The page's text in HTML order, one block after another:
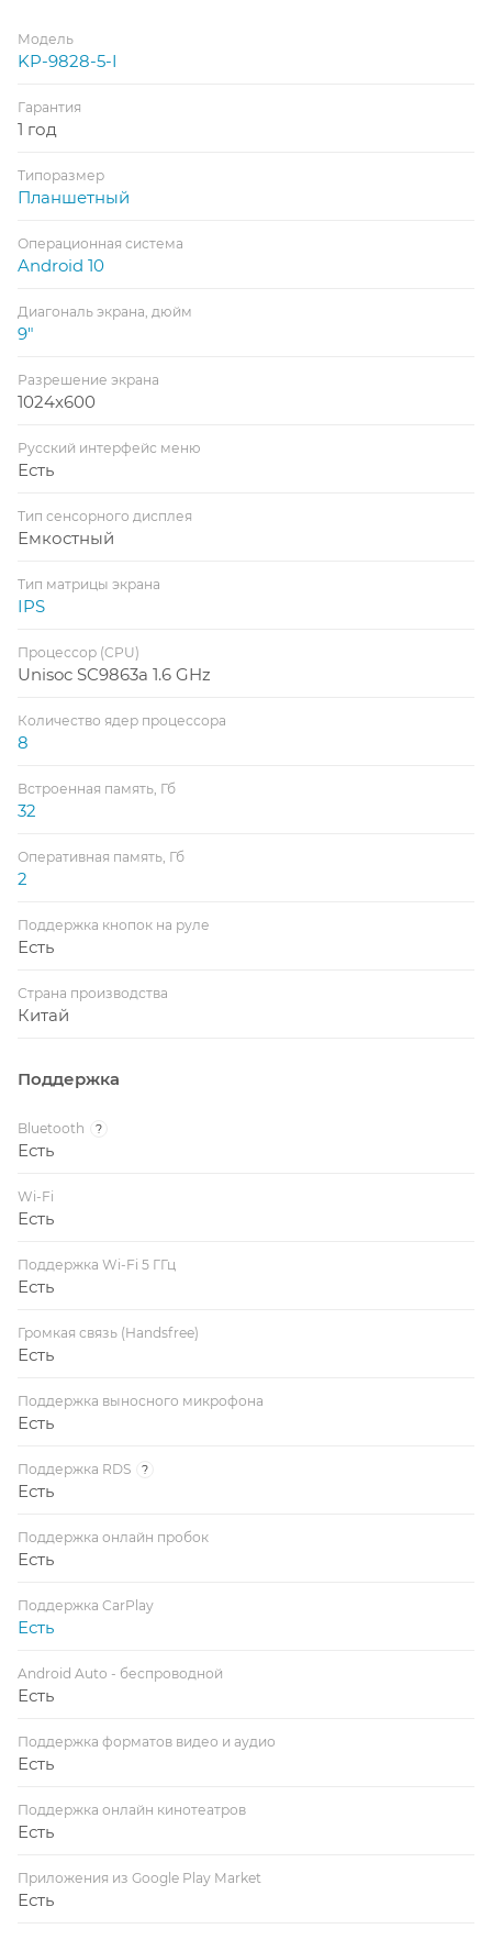
Модель
KP-9828-5-I
Гарантия
1 год
Типоразмер
Планшетный
Операционная система
Android 10
Диагональ экрана, дюйм
9"
Разрешение экрана
1024x600
Русский интерфейс меню
Есть
Тип сенсорного дисплея
Емкостный
Тип матрицы экрана
IPS
Процессор (CPU)
Unisoc SC9863a 1.6 GHz
Количество ядер процессора
8
Встроенная память, Гб
32
Оперативная память, Гб
2
Поддержка кнопок на руле
Есть
Страна производства
Китай
Поддержка
Bluetooth ?
Есть
Wi-Fi
Есть
Поддержка Wi-Fi 5 ГГц
Есть
Громкая связь (Handsfree)
Есть
Поддержка выносного микрофона
Есть
Поддержка RDS ?
Есть
Поддержка онлайн пробок
Есть
Поддержка CarPlay
Есть
Android Auto - беспроводной
Есть
Поддержка форматов видео и аудио
Есть
Поддержка онлайн кинотеатров
Есть
Приложения из Google Play Market
Есть